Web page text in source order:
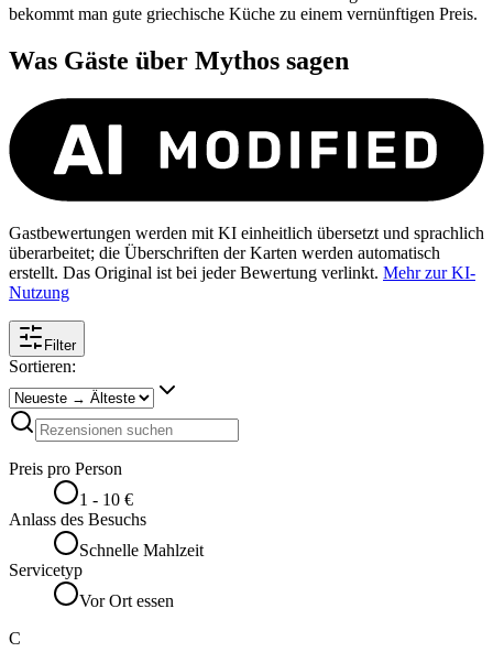
bekommt man gute griechische Küche zu einem vernünftigen Preis.
Was Gäste über Mythos sagen
Gastbewertungen werden mit KI einheitlich übersetzt und sprachlich
überarbeitet; die Überschriften der Karten werden automatisch
erstellt. Das Original ist bei jeder Bewertung verlinkt. Mehr zur KI-
Nutzung
Filter
Sortieren:
Preis pro Person
1 - 10 €
Anlass des Besuchs
Schnelle Mahlzeit
Servicetyp
Vor Ort essen
C